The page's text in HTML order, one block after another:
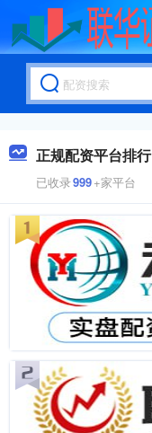
正规配资平台排行
已收录999+家平台